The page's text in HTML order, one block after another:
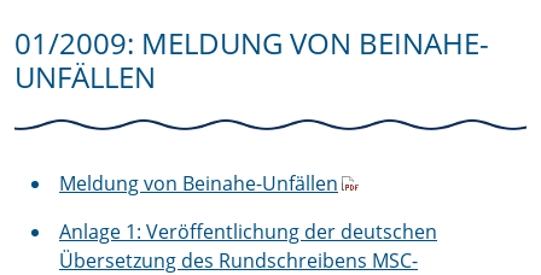
01/2009: MELDUNG VON BEINAHE-
UNFÄLLEN
Meldung von Beinahe-Unfällen
Anlage 1: Veröffentlichung der deutschen
Übersetzung des Rundschreibens MSC-